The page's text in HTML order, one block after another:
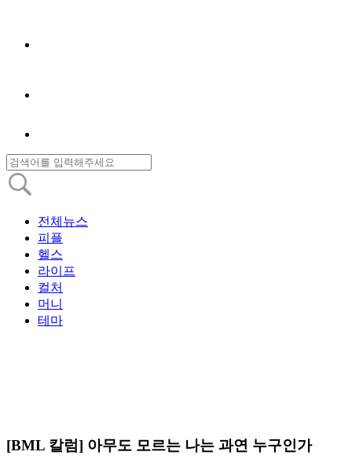
전체뉴스
피플
헬스
라이프
컬처
머니
테마
[BML 칼럼] 아무도 모르는 나는 과연 누구인가